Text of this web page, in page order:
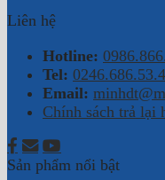
Liên hệ
Hotline:
Tel:
Email:
Chính sách trả lại
Sản phẩm nổi bật